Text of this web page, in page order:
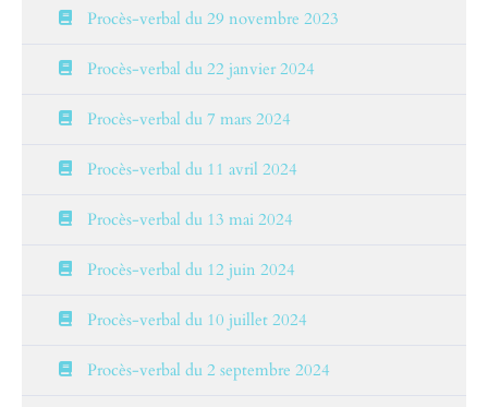
Procès-verbal du 29 novembre 2023
Procès-verbal du 22 janvier 2024
Procès-verbal du 7 mars 2024
Procès-verbal du 11 avril 2024
Procès-verbal du 13 mai 2024
Procès-verbal du 12 juin 2024
Procès-verbal du 10 juillet 2024
Procès-verbal du 2 septembre 2024